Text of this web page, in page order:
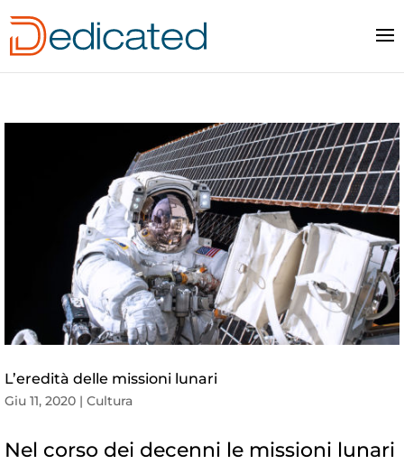
L’eredità delle missioni lunari
Giu 11, 2020 | Cultura
Nel corso dei decenni le missioni lunari